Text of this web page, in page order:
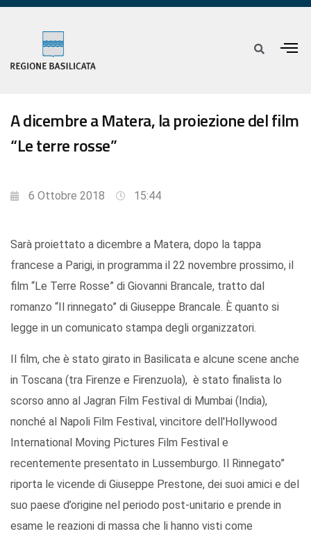
A dicembre a Matera, la proiezione del film
“Le terre rosse”
6 Ottobre 2018 15:44
Sarà proiettato a dicembre a Matera, dopo la tappa
francese a Parigi, in programma il 22 novembre prossimo, il
film “Le Terre Rosse” di Giovanni Brancale, tratto dal
romanzo “Il rinnegato” di Giuseppe Brancale. È quanto si
legge in un comunicato stampa degli organizzatori.
Il film, che è stato girato in Basilicata e alcune scene anche
in Toscana (tra Firenze e Firenzuola), è stato finalista lo
scorso anno al Jagran Film Festival di Mumbai (India),
nonché al Napoli Film Festival, vincitore dell'Hollywood
International Moving Pictures Film Festival e
recentemente presentato in Lussemburgo. Il Rinnegato”
riporta le vicende di Giuseppe Prestone, dei suoi amici e del
suo paese d’origine nel periodo post-unitario e prende in
esame le reazioni di massa che li hanno visti come